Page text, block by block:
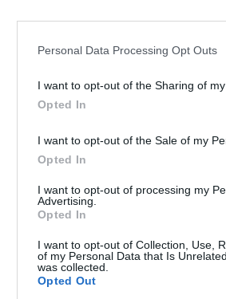
Personal Data Processing Opt Outs
I want to opt-out of the Sharing of
Opted In
I want to opt-out of the Sale of my
Opted In
I want to opt-out of processing my
Advertising.
Opted In
I want to opt-out of Collection, Use,
of my Personal Data that Is
was collected.
Opted Out
és